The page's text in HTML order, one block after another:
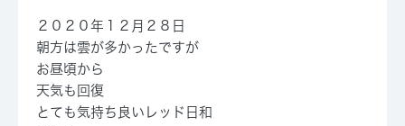
２０２０年１２月２８日
朝方は雲が多かったですが
お昼頃から
天気も回復
とても気持ち良いレッド日和